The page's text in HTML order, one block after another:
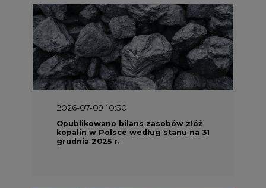
2026-07-09 10:30
Opublikowano bilans zasobów złóż
kopalin w Polsce według stanu na 31
grudnia 2025 r.